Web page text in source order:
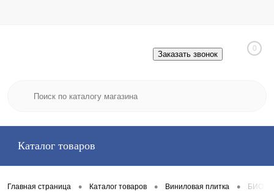
Заказать звонок
0
Каталог товаров
Главная страница • Каталог товаров • Виниловая плитка • БИО